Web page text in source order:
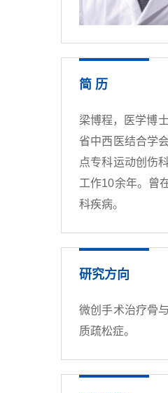
简 历
梁博程，医学博
省中西医结合学
点专科运动创伤
工作10余年。曾
科疾病。
研究方向
微创手术治疗骨
质疏松症。